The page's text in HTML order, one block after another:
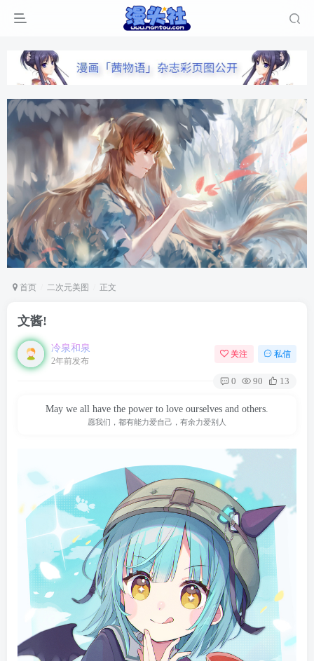
首页 二次元美图 正文
文酱!
冷泉和泉
2年前发布
关注 私信
0 90 13
May we all have the power to love ourselves and others.
愿我们，都有能力爱自己，有余力爱别人